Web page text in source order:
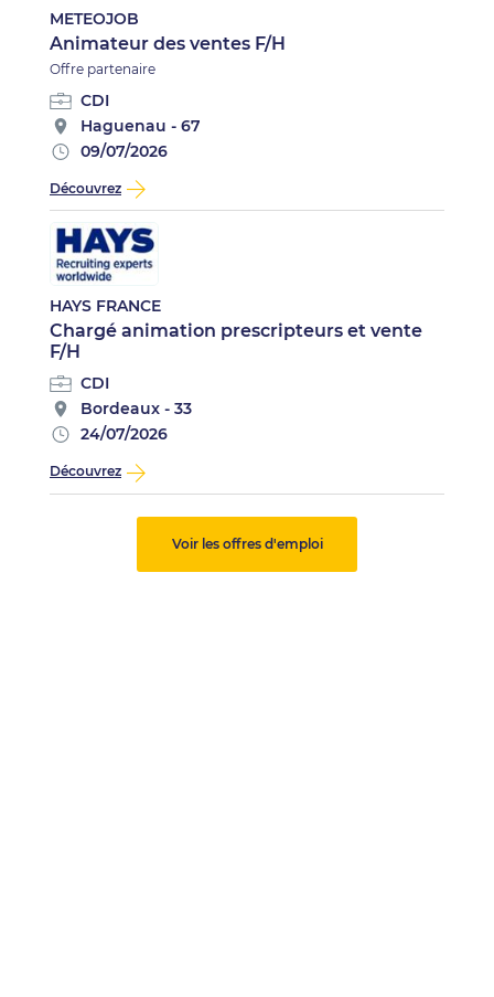
METEOJOB
Animateur des ventes F/H
Offre partenaire
CDI
Haguenau - 67
09/07/2026
Découvrez
HAYS FRANCE
Chargé animation prescripteurs et vente
F/H
CDI
Bordeaux - 33
24/07/2026
Découvrez
Voir les offres d'emploi